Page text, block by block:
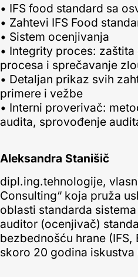
• IFS food standard sa
• Zahtevi IFS Food
• Sistem ocenjivanja
• Integrity proces:
procesa i sprečavanje
• Detaljan prikaz svih
primere i vežbe
• Interni proverivač:
audita, sprovođenje
Aleksandra Stanišič
dipl.ing.tehnologije,
Consulting“ koja pruža
oblasti standarda
auditor (ocenjivač)
bezbednošću hrane (IFS,
skoro 20 godina iskustva